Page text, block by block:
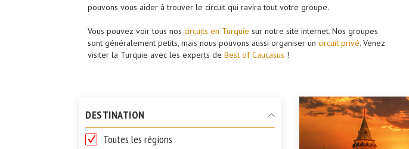
pouvons vous aider à trouver le circuit qui ravira tout votre groupe.
Vous pouvez voir tous nos circuits en Turquie sur notre site internet. Nos groupes
sont généralement petits, mais nous pouvons aussi organiser un circuit privé. Venez
visiter la Turquie avec les experts de Best of Caucasus !
DESTINATION
Toutes les régions